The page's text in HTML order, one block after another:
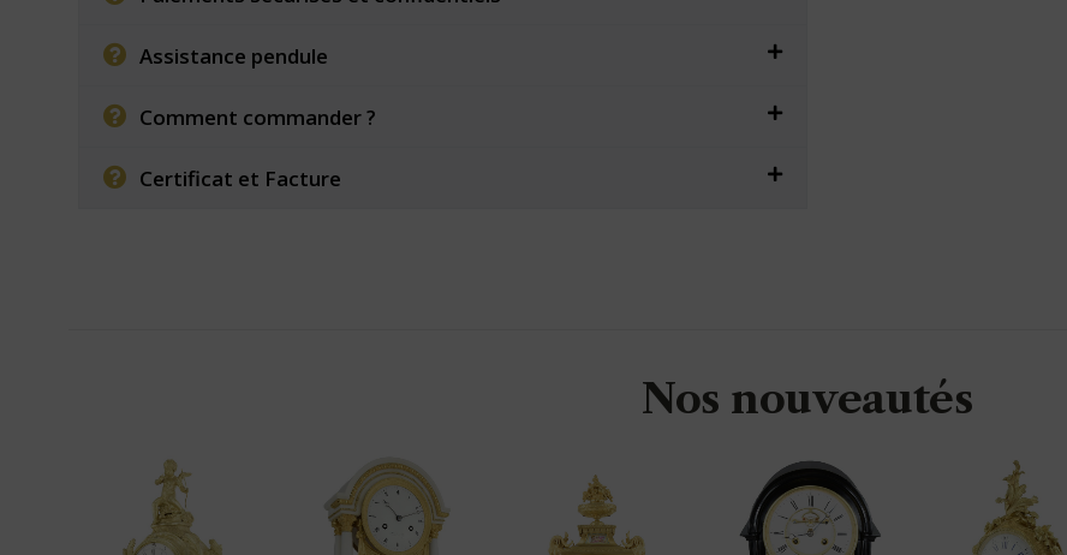
Assistance pendule
Comment commander ?
Certificat et Facture
Nos nouveautés